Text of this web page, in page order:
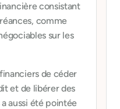
consistant
comme
sur les
de céder
et de libérer des
aussi été pointée